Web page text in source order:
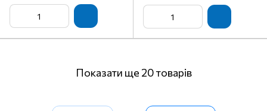
Показати ще 20 товарів